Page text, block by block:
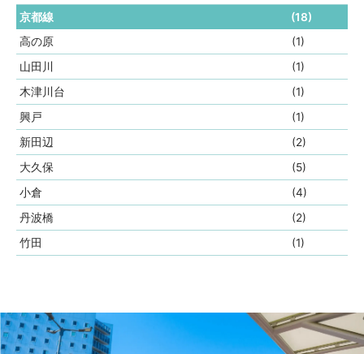
京都線
(18)
高の原
(1)
山田川
(1)
木津川台
(1)
興戸
(1)
新田辺
(2)
大久保
(5)
小倉
(4)
丹波橋
(2)
竹田
(1)